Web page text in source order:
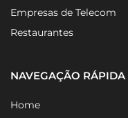
Empresas de Telecom
Restaurantes
NAVEGAÇÃO RÁPIDA
Home